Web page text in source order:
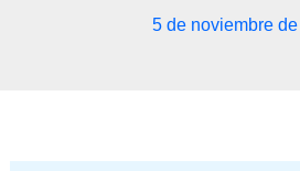
5 de noviembre